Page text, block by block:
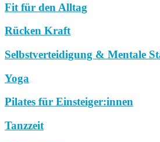
Fit für den Alltag
Rücken Kraft
Selbstverteidigung & Mentale
Yoga
Pilates für Einsteiger:innen
Tanzzeit